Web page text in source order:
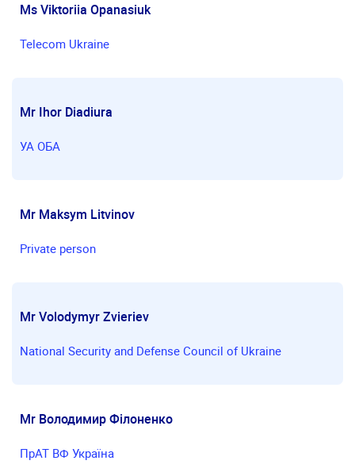
Ms Viktoriia Opanasiuk
Telecom Ukraine
Mr Ihor Diadiura
УА ОБА
Mr Maksym Litvinov
Private person
Mr Volodymyr Zvieriev
National Security and Defense Council of Ukraine
Mr Володимир Філоненко
ПрАТ ВФ Україна